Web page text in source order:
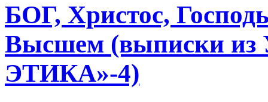
БОГ, Христос,
Высшем (выписки
ЭТИКА»-4)